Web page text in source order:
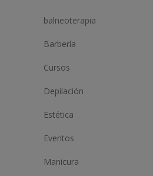
balneoterapia
Barbería
Cursos
Depilación
Estética
Eventos
Manicura